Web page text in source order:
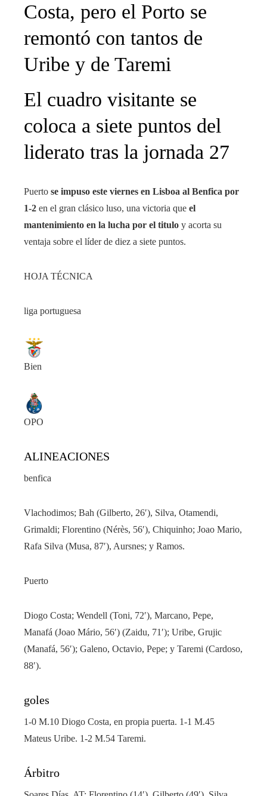
Costa, pero el Porto se
remontó con tantos de
Uribe y de Taremi
El cuadro visitante se
coloca a siete puntos del
liderato tras la jornada 27
Puerto se impuso este viernes en Lisboa al Benfica por
1-2 en el gran clásico luso, una victoria que el
mantenimiento en la lucha por el titulo y acorta su
ventaja sobre el líder de diez a siete puntos.
HOJA TÉCNICA
liga portuguesa
Bien
OPO
ALINEACIONES
benfica
Vlachodimos; Bah (Gilberto, 26′), Silva, Otamendi,
Grimaldi; Florentino (Nérès, 56′), Chiquinho; Joao Mario,
Rafa Silva (Musa, 87′), Aursnes; y Ramos.
Puerto
Diogo Costa; Wendell (Toni, 72′), Marcano, Pepe,
Manafá (Joao Mário, 56′) (Zaidu, 71′); Uribe, Grujic
(Manafá, 56′); Galeno, Octavio, Pepe; y Taremi (Cardoso,
88′).
goles
1-0 M.10 Diogo Costa, en propia puerta. 1-1 M.45
Mateus Uribe. 1-2 M.54 Taremi.
Árbitro